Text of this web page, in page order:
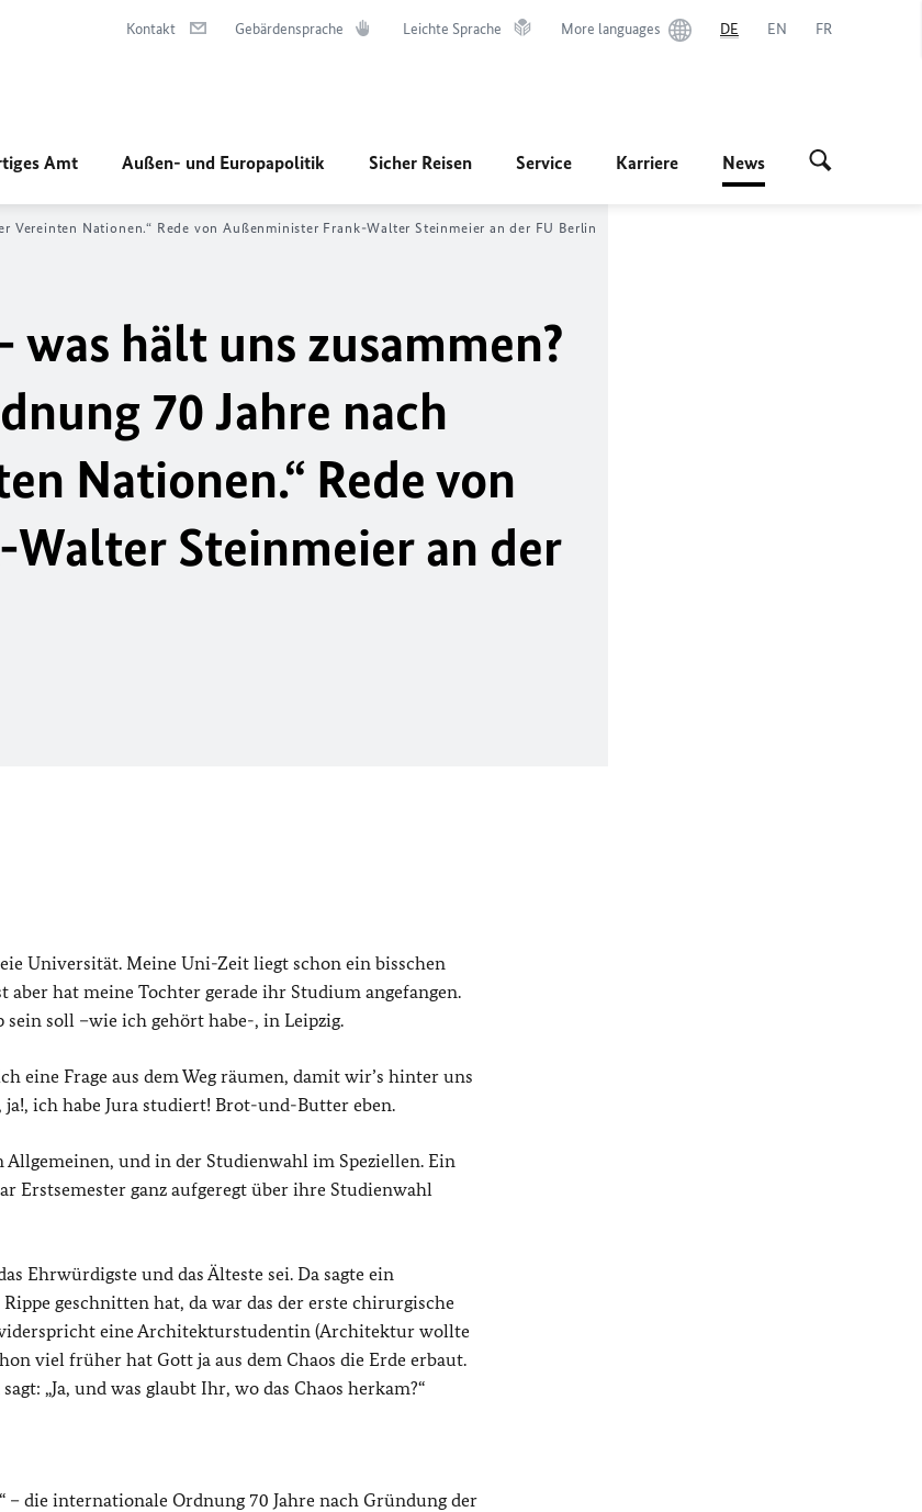
Kontakt Gebärdensprache Leichte Sprache More languages DE EN FR
Amt Außen- und Europapolitik Sicher Reisen Service Karriere News
Nationen.“ Rede von Außenminister Frank-Walter Steinmeier an der FU Berlin
was hält uns zusammen?
70 Jahre nach
Nationen.“ Rede von
Steinmeier an der
Universität. Meine Uni-Zeit liegt schon ein bisschen
hat meine Tochter gerade ihr Studium angefangen.
soll –wie ich gehört habe-, in Leipzig.
eine Frage aus dem Weg räumen, damit wir’s hinter uns
ich habe Jura studiert! Brot-und-Butter eben.
und in der Studienwahl im Speziellen. Ein
Erstsemester ganz aufgeregt über ihre Studienwahl
Ehrwürdigste und das Älteste sei. Da sagte ein
geschnitten hat, da war das der erste chirurgische
eine Architekturstudentin (Architektur wollte
viel früher hat Gott ja aus dem Chaos die Erde erbaut.
„Ja, und was glaubt Ihr, wo das Chaos herkam?“
– die internationale Ordnung 70 Jahre nach Gründung der